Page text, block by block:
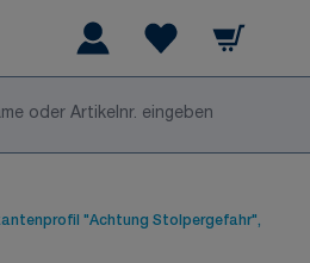
Warenkorb
"Achtung Stolpergefahr",